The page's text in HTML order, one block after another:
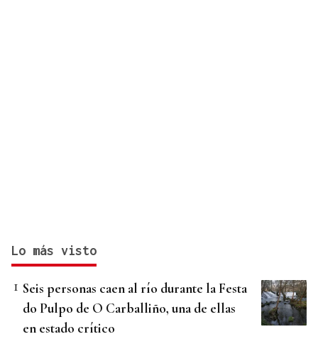
Lo más visto
Seis personas caen al río durante la Festa
do Pulpo de O Carballiño, una de ellas
en estado crítico